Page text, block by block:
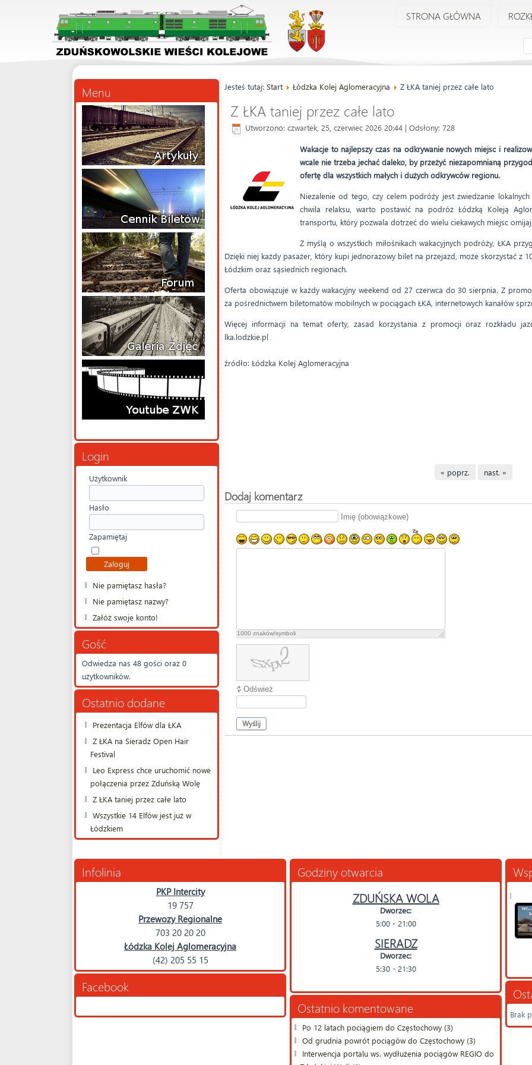
STRONA GŁÓWNA
Menu
Login
Użytkownik
Hasło
Zapamiętaj
Nie pamiętasz hasła?
Nie pamiętasz nazwy?
Załóż swoje konto!
Gość
Odwiedza nas 48 gości oraz 0
użytkowników.
Ostatnio dodane
Prezentacja Elfów dla ŁKA
Z ŁKA na Sieradz Open Hair
Festival
Leo Express chce uruchomić nowe
połączenia przez Zduńską Wolę
Z ŁKA taniej przez całe lato
Wszystkie 14 Elfów jest już w
Łódzkiem
Jesteś tutaj: Start Łódzka Kolej Aglomeracyjna Z ŁKA taniej przez całe lato
Z ŁKA taniej przez całe lato
Utworzono: czwartek, 25, czerwiec 2026 20:44 | Odsłony: 728
Wakacje to najlepszy czas na odkrywanie nowych miejsc i
wcale nie trzeba jechać daleko, by przeżyć niezapomnianą
ofertę dla wszystkich małych i dużych odkrywców regionu.
Niezalenie od tego, czy celem podróży jest zwiedzanie
chwila relaksu, warto postawić na podróż Łódzką Koleją
transportu, który pozwala dotrzeć do wielu ciekawych miejsc
Z myślą o wszystkich miłośnikach wakacyjnych podróży, ŁKA
Dzięki niej każdy pasażer, który kupi jednorazowy bilet na przejazd, może skorzystać z
Łódzkim oraz sąsiednich regionach.
Oferta obowiązuje w każdy wakacyjny weekend od 27 czerwca do 30 sierpnia. Z
za pośrednictwem biletomatów mobilnych w pociągach ŁKA, internetowych kanałów
Więcej informacji na temat oferty, zasad korzystania z promocji oraz rozkładu
lka.lodzkie.pl
źródło: Łódzka Kolej Aglomeracyjna
« poprz. nast. »
Dodaj komentarz
Imię (obowiązkowe)
1000 znaków/symboli
Odśwież
Wyślij
Infolinia
PKP Intercity
19 757
Przewozy Regionalne
703 20 20 20
Łódzka Kolej Aglomeracyjna
(42) 205 55 15
Facebook
Godziny otwarcia
ZDUŃSKA WOLA
Dworzec:
5:00 - 21:00
SIERADZ
Dworzec:
5:30 - 21:30
Ostatnio komentowane
Po 12 latach pociągiem do Częstochowy (3)
Od grudnia powrót pociągów do Częstochowy (3)
Interwencja portalu ws. wydłużenia pociągów REGIO do
Brak